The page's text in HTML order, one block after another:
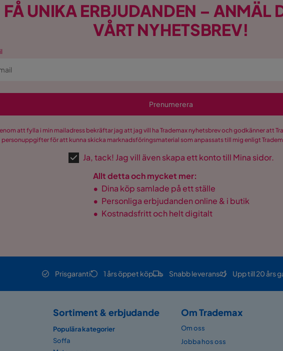
FÅ UNIKA ERBJUDANDEN – ANMÄL
VÅRT NYHETSBREV!
Prenumerera
att fylla i min mailadress bekräftar jag att jag vill ha Trademax nyhetsbrev och godkänner att
personuppgifter för att kunna skicka marknadsföringsmaterial som anpassats till mig enligt
Ja, tack! Jag vill även skapa ett konto till Mina sidor.
Allt detta och mycket mer:
• Dina köp samlade på ett ställe
• Personliga erbjudanden online & i butik
• Kostnadsfritt och helt digitalt
Prisgaranti 1 års öppet köp Snabb leverans Upp till 20 års
Sortiment & erbjudande
Populära kategorier
Soffa
Om Trademax
Om oss
Jobba hos oss